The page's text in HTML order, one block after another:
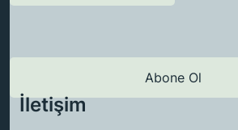
İletişim